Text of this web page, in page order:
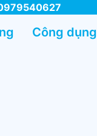
Công dụng